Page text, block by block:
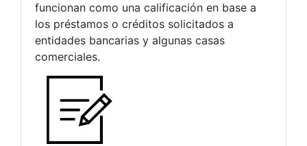
funcionan como una calificación en base a
los préstamos o créditos solicitados a
entidades bancarias y algunas casas
comerciales.